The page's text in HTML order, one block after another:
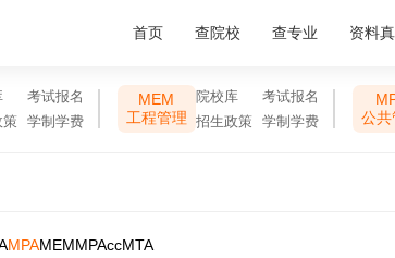
首页 查院校 查专业 资料
考试报名
策
学制学费
MEM
工程管理
院校库
考试报名
招生政策
学制学费
公共
MPAMEMMPAccMTA